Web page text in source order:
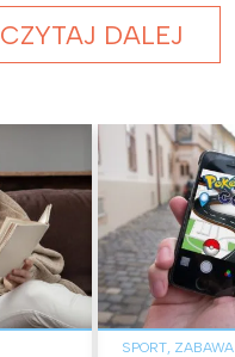
CZYTAJ DALEJ
SPORT, ZABAWA